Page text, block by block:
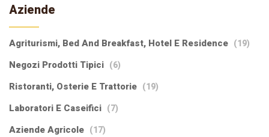
Aziende
Agriturismi, Bed And Breakfast, Hotel E Residence (19)
Negozi Prodotti Tipici (6)
Ristoranti, Osterie E Trattorie (19)
Laboratori E Caseifici (7)
Aziende Agricole (17)